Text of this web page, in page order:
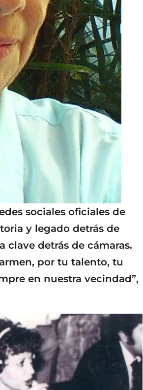
sociales oficiales de
y legado detrás de
clave detrás de cámaras.
por tu talento, tu
en nuestra vecindad”,